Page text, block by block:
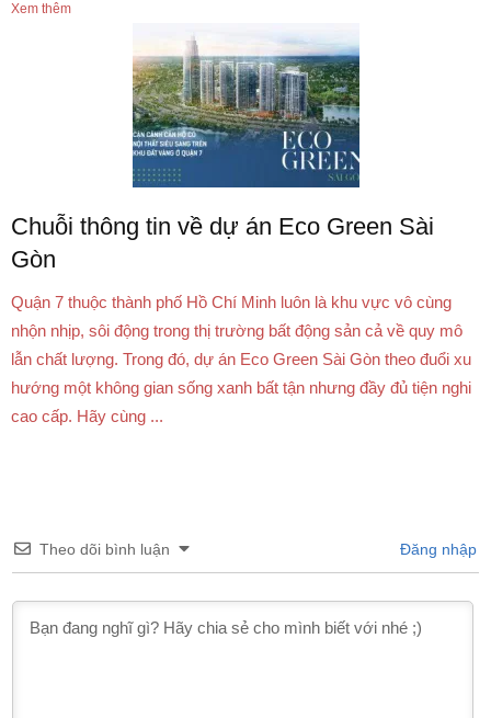
Xem thêm
Chuỗi thông tin về dự án Eco Green Sài
Gòn
Quận 7 thuộc thành phố Hồ Chí Minh luôn là khu vực vô cùng
nhộn nhịp, sôi động trong thị trường bất động sản cả về quy mô
lẫn chất lượng. Trong đó, dự án Eco Green Sài Gòn theo đuổi xu
hướng một không gian sống xanh bất tận nhưng đầy đủ tiện nghi
cao cấp. Hãy cùng ...
Theo dõi bình luận Đăng nhập